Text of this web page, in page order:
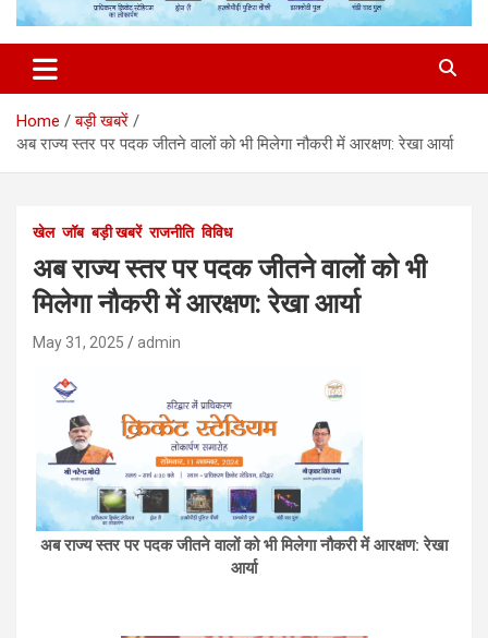
Home
बड़ी खबरें
अब राज्य स्तर पर पदक जीतने वालों को भी मिलेगा नौकरी में आरक्षण: रेखा आर्या
खेल जॉब बड़ी खबरें राजनीति विविध
अब राज्य स्तर पर पदक जीतने वालों को भी
मिलेगा नौकरी में आरक्षण: रेखा आर्या
May 31, 2025 admin
अब राज्य स्तर पर पदक जीतने वालों को भी मिलेगा नौकरी में आरक्षण: रेखा
आर्या